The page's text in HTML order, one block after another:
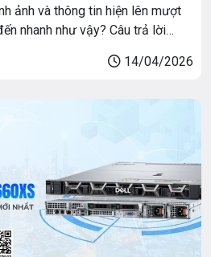
ảnh và thông tin hiện lên mượt
nhanh như vậy? Câu trả lời
Server […]
14/04/2026